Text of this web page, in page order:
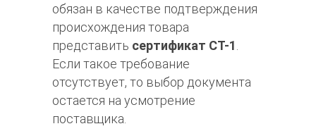
обязан в качестве подтверждения
происхождения товара
представить сертификат СТ-1
Если такое требование
отсутствует, то выбор документа
остается на усмотрение
поставщика.